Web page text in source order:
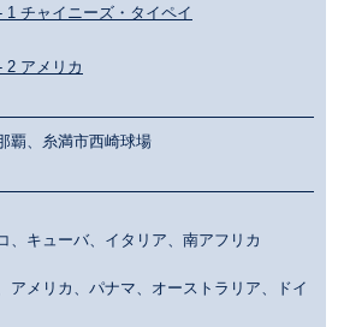
1 チャイニーズ・タイペイ
2 アメリカ
覇、糸満市西崎球場
、キューバ、イタリア、南アフリカ
アメリカ、パナマ、オーストラリア、ドイ